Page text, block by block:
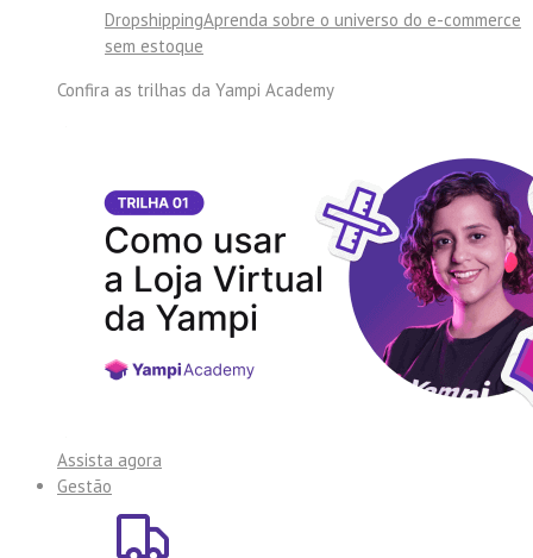
DropshippingAprenda sobre o universo do e-commerce
sem estoque
Confira as trilhas da Yampi Academy
Assista agora
Gestão